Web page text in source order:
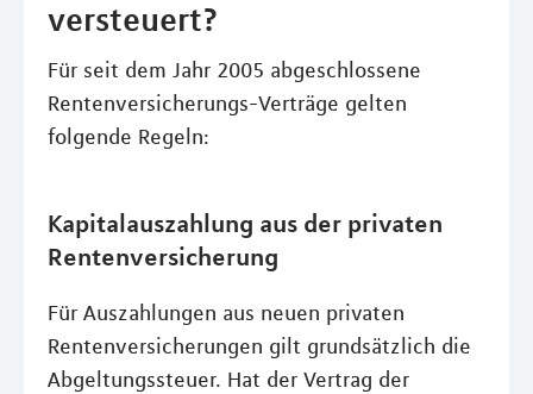
versteuert?
Für seit dem Jahr 2005 abgeschlossene
Rentenversicherungs-Verträge gelten
folgende Regeln:
Kapitalauszahlung aus der privaten
Rentenversicherung
Für Auszahlungen aus neuen privaten
Rentenversicherungen gilt grundsätzlich die
Abgeltungssteuer. Hat der Vertrag der